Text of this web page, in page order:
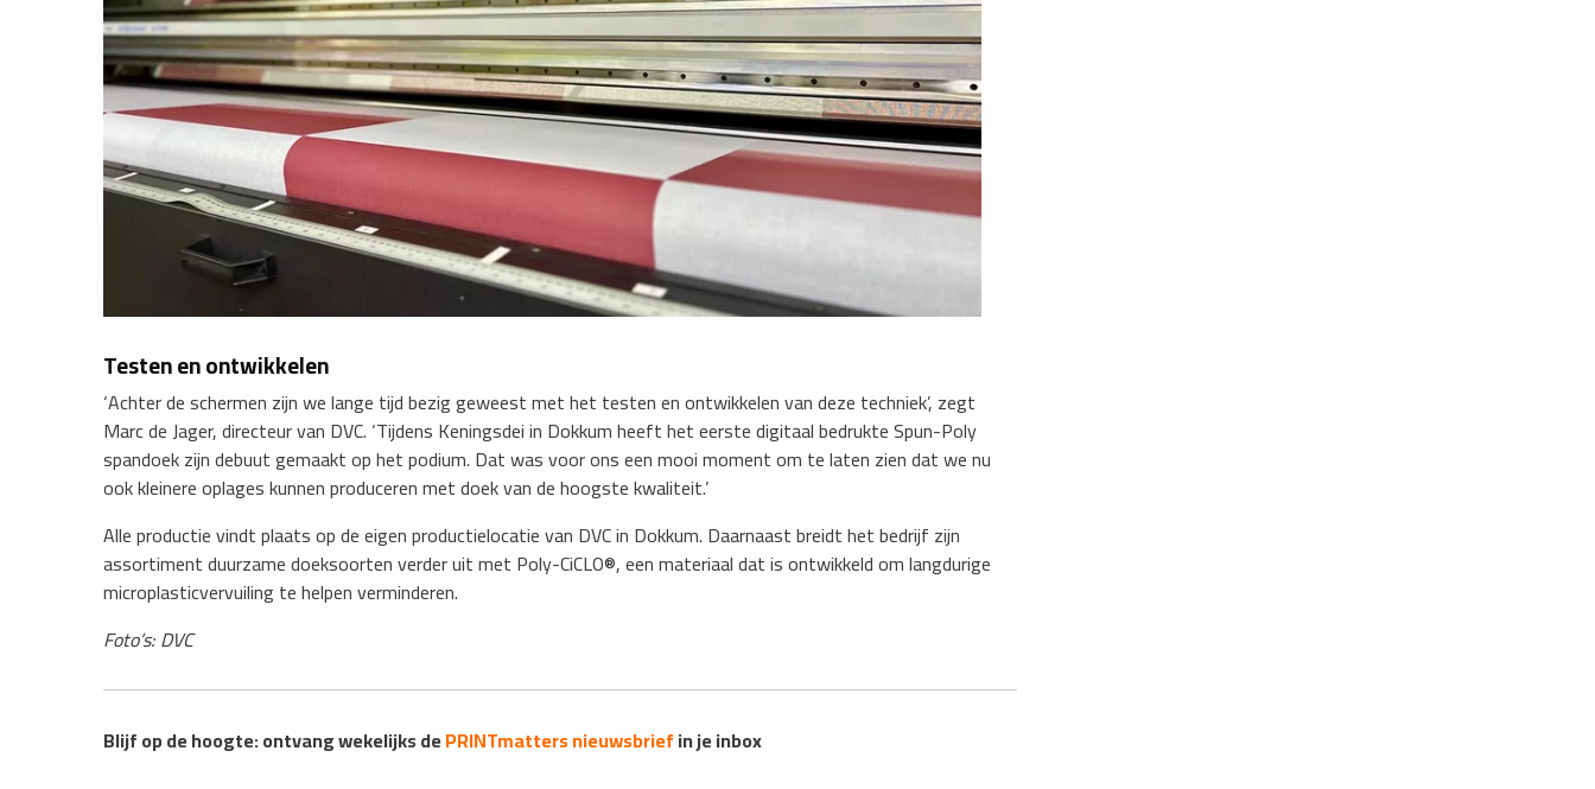
Testen en ontwikkelen
‘Achter de schermen zijn we lange tijd bezig geweest met het testen en ontwikkelen van deze techniek’, zegt
Marc de Jager, directeur van DVC. ‘Tijdens Keningsdei in Dokkum heeft het eerste digitaal bedrukte Spun-Poly
spandoek zijn debuut gemaakt op het podium. Dat was voor ons een mooi moment om te laten zien dat we nu
ook kleinere oplages kunnen produceren met doek van de hoogste kwaliteit.’
​Alle productie vindt plaats op de eigen productielocatie van DVC in Dokkum. Daarnaast breidt het bedrijf zijn
assortiment duurzame doeksoorten verder uit met Poly-CiCLO®, een materiaal dat is ontwikkeld om langdurige
microplasticvervuiling te helpen verminderen.
Foto’s: DVC
Blijf op de hoogte: ontvang wekelijks dePRINTmatters nieuwsbriefin je inbox